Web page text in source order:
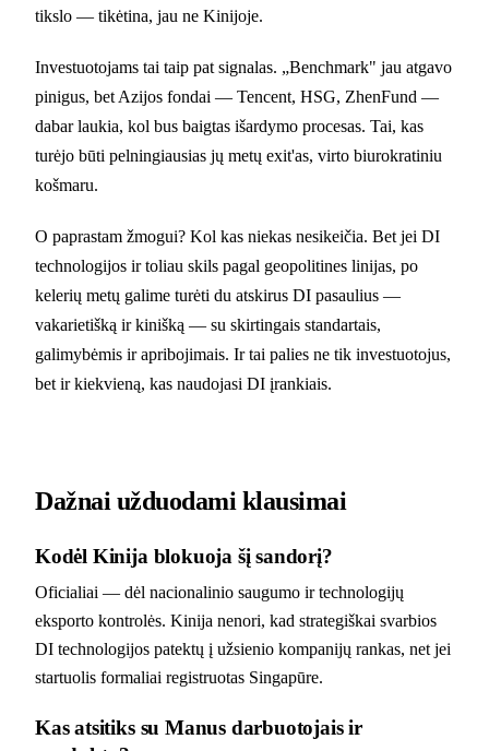
tikslo — tikėtina, jau ne Kinijoje.
Investuotojams tai taip pat signalas. „Benchmark" jau atgavo
pinigus, bet Azijos fondai — Tencent, HSG, ZhenFund —
dabar laukia, kol bus baigtas išardymo procesas. Tai, kas
turėjo būti pelningiausias jų metų exit'as, virto biurokratiniu
košmaru.
O paprastam žmogui? Kol kas niekas nesikeičia. Bet jei DI
technologijos ir toliau skils pagal geopolitines linijas, po
kelerių metų galime turėti du atskirus DI pasaulius —
vakarietišką ir kinišką — su skirtingais standartais,
galimybėmis ir apribojimais. Ir tai palies ne tik investuotojus,
bet ir kiekvieną, kas naudojasi DI įrankiais.
Dažnai užduodami klausimai
Kodėl Kinija blokuoja šį sandorį?
Oficialiai — dėl nacionalinio saugumo ir technologijų
eksporto kontrolės. Kinija nenori, kad strategiškai svarbios
DI technologijos patektų į užsienio kompanijų rankas, net jei
startuolis formaliai registruotas Singapūre.
Kas atsitiks su Manus darbuotojais ir